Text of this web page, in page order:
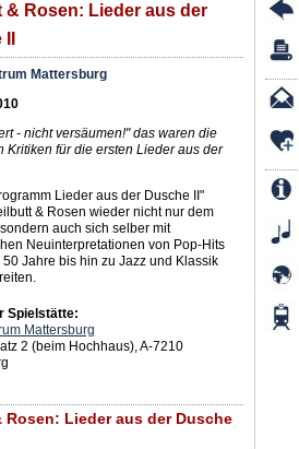
& Rosen: Lieder aus der
Mattersburg
- nicht versäumen!" das waren die
Kritiken für die ersten Lieder aus der
Lieder aus der Dusche II"
& Rosen wieder nicht nur dem
auch sich selber mit
Neuinterpretationen von Pop-Hits
Jahre bis hin zu Jazz und Klassik
Spielstätte:
Mattersburg
2 (beim Hochhaus), A-7210
Lieder aus der Dusche